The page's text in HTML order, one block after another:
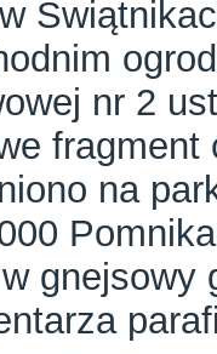
nr 2
na
gnejsowy